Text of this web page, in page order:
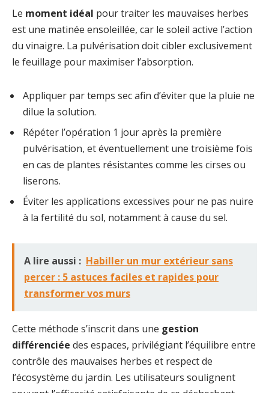
Le moment idéal pour traiter les mauvaises herbes
est une matinée ensoleillée, car le soleil active l’action
du vinaigre. La pulvérisation doit cibler exclusivement
le feuillage pour maximiser l’absorption.
Appliquer par temps sec afin d’éviter que la pluie ne
dilue la solution.
Répéter l’opération 1 jour après la première
pulvérisation, et éventuellement une troisième fois
en cas de plantes résistantes comme les cirses ou
liserons.
Éviter les applications excessives pour ne pas nuire
à la fertilité du sol, notamment à cause du sel.
A lire aussi : Habiller un mur extérieur sans
percer : 5 astuces faciles et rapides pour
transformer vos murs
Cette méthode s’inscrit dans une gestion
différenciée des espaces, privilégiant l’équilibre entre
contrôle des mauvaises herbes et respect de
l’écosystème du jardin. Les utilisateurs soulignent